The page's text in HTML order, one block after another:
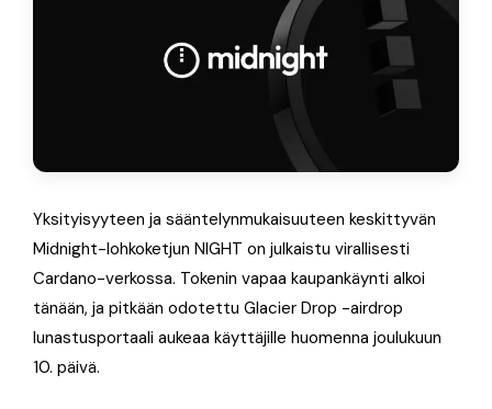
Yksityisyyteen ja sääntelynmukaisuuteen keskittyvän
Midnight-lohkoketjun NIGHT on julkaistu virallisesti
Cardano-verkossa. Tokenin vapaa kaupankäynti alkoi
tänään, ja pitkään odotettu Glacier Drop -airdrop
lunastusportaali aukeaa käyttäjille huomenna joulukuun
10. päivä.